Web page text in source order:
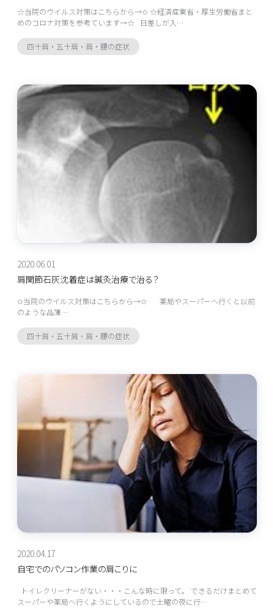
☆当院のウイルス対策はこちらから→✩ ☆経済産業省・厚生労働省まと
めのコロナ対策を参考ています→☆ 日差しが入…
四十肩・五十肩・肩・腰の症状
2020.06.01
肩関節石灰沈着症は鍼灸治療で治る？
✩当院のウイルス対策はこちらから→✩ 薬局やスーパーへ行くと以前
のような品薄…
四十肩・五十肩・肩・腰の症状
2020.04.17
自宅でのパソコン作業の肩こりに
トイレクリーナーがない・・・こんな時に限って。 できるだけまとめて
スーパーや薬局へ行くようにしているので土曜の夜に行…